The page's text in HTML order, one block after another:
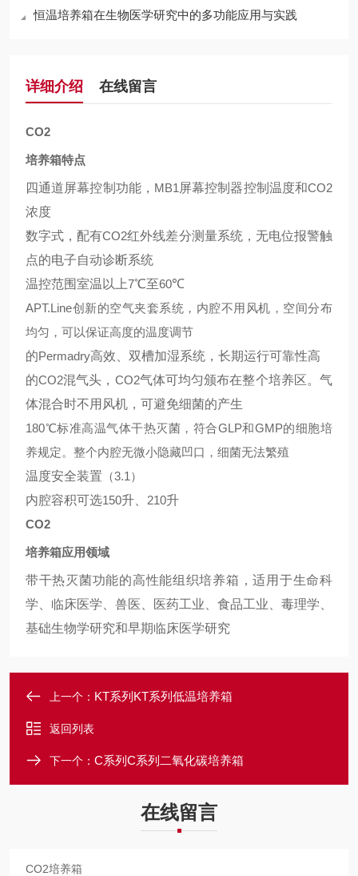
恒温培养箱在生物医学研究中的多功能应用与实践
详细介绍 在线留言
CO2
培养箱特点
四通道屏幕控制功能， MB1 屏幕控制器控制温度和CO2
浓度
数字式，配有CO2红外线差分测量系统，无电位报警触
点的电子自动诊断系统
温控范围室温以上7℃至60℃
APT.Line创新的空气夹套系统，内腔不用风机，空间分布
均匀，可以保证高度的温度调节
的Permadry高效、双槽加湿系统，长期运行可靠性高
的CO2混气头， CO2气体可均匀颁布在整个培养区。气
体混合时不用风机，可避免细菌的产生
180℃标准高温气体干热灭菌，符合GLP和GMP的细胞培
养规定。整个内腔无微小隐藏凹口，细菌无法繁殖
温度安全装置 （3.1）
内腔容积可选150升、 210升
CO2
培养箱应用领域
带干热灭菌功能的高性能组织培养箱，适用于生命科
学、临床医学、兽医、医药工业、食品工业、毒理学、
基础生物学研究和早期临床医学研究
上一个： KT系列KT系列低温培养箱
返回列表
下一个： C系列C系列二氧化碳培养箱
在线留言